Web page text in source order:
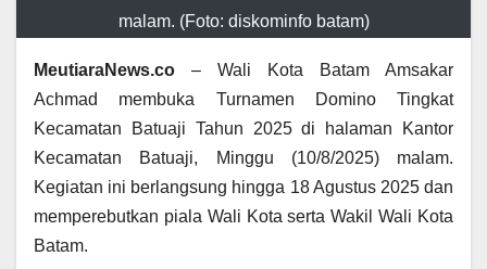
malam. (Foto: diskominfo batam)
MeutiaraNews.co – Wali Kota Batam Amsakar
Achmad membuka Turnamen Domino Tingkat
Kecamatan Batuaji Tahun 2025 di halaman Kantor
Kecamatan Batuaji, Minggu (10/8/2025) malam.
Kegiatan ini berlangsung hingga 18 Agustus 2025 dan
memperebutkan piala Wali Kota serta Wakil Wali Kota
Batam.